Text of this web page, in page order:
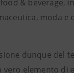
& beverage,
moda
dunque del
elemento di